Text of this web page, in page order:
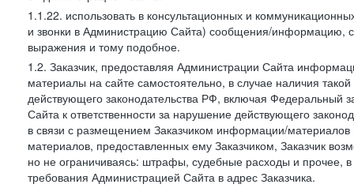
1.1.22. использовать в консультационных и
и звонки в Администрацию Сайта) сообщения/информацию,
выражения и тому подобное.
1.2. Заказчик, предоставляя Администрации Сайта
материалы на сайте самостоятельно, в случае наличия
действующего законодательства РФ, включая
Сайта к ответственности за нарушение действующего
в связи с размещением Заказчиком информации/
материалов, предоставленных ему Заказчиком, Заказчик
но не ограничиваясь: штрафы, судебные расходы и прочее,
требования Администрацией Сайта в адрес Заказчика.